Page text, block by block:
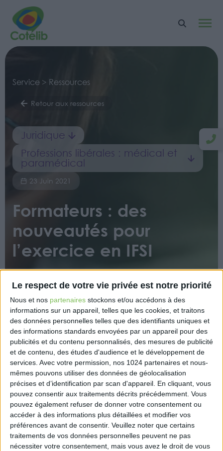
Le respect de votre vie privée est notre priorité
Nous et nos partenaires stockons et/ou accédons à des
informations sur un appareil, telles que les cookies, et traitons
des données personnelles telles que des identifiants uniques et
des informations standards envoyées par un appareil pour des
publicités et du contenu personnalisés, des mesures de publicité
et de contenu, des études d'audience et le développement de
services. Avec votre permission, nos 1024 partenaires et nous-
mêmes pouvons utiliser des données de géolocalisation
précises et d’identification par scan d'appareil. En cliquant, vous
pouvez consentir aux traitements décrits précédemment. Vous
pouvez également refuser de donner votre consentement ou
accéder à des informations plus détaillées et modifier vos
préférences avant de consentir. Veuillez noter que certains
traitements de vos données personnelles peuvent ne pas
nécessiter votre consentement, mais vous avez le droit de vous
Service > Ressources
Retour aux ressources
Juridique
Professions libérales : médical et
paramédical
23 Juin 2021
Formateurs : des
nouveautés pour
l’exercice en IFSI
Les conditions à remplir pour devenir formateur
permanent en institut de formation en soins infirmiers
(IFSI) viennent d’être modifiées. Désormais, les
titulaires d’un « diplôme ou titre universitaire à
finalité professionnelle dans les domaines de la
santé, des sciences de l’éducation ou des sciences
humaines d’un niveau au moins égal ou supérieur à
celui de la certification visée par la formation
autorisée » peuvent également exercer cette
fonction.